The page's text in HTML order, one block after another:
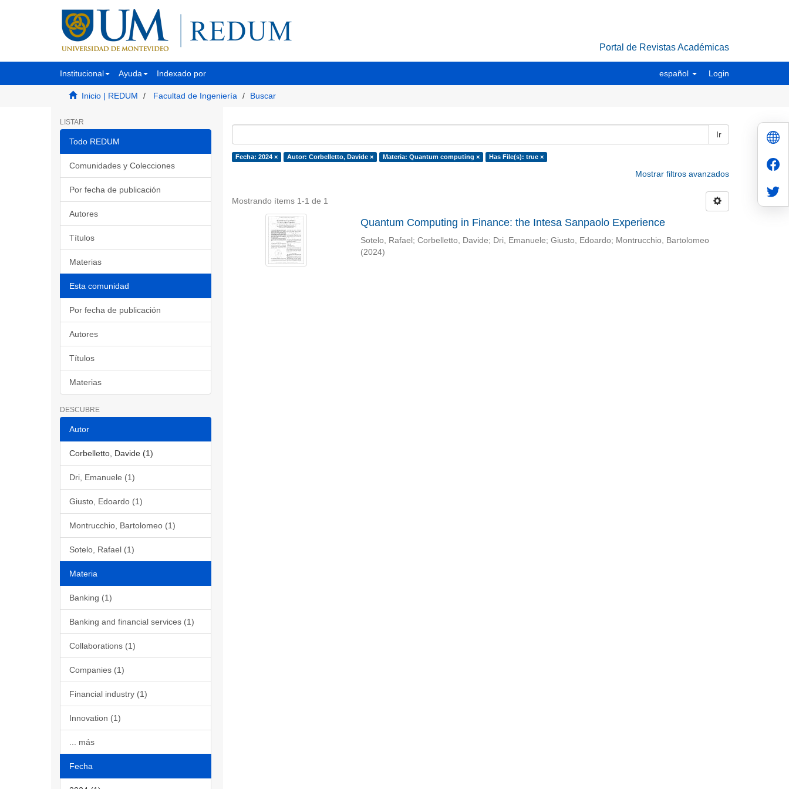
Portal de Revistas Académicas
Institucional Ayuda Indexado por español Login
Inicio | REDUM Facultad de Ingeniería Buscar
LISTAR
Todo REDUM
Comunidades y Colecciones
Por fecha de publicación
Autores
Títulos
Materias
Esta comunidad
Por fecha de publicación
Autores
Títulos
Materias
DESCUBRE
Autor
Corbelletto, Davide (1)
Dri, Emanuele (1)
Giusto, Edoardo (1)
Montrucchio, Bartolomeo (1)
Sotelo, Rafael (1)
Materia
Banking (1)
Banking and financial services (1)
Collaborations (1)
Companies (1)
Financial industry (1)
Innovation (1)
... más
Fecha
Ir
Fecha: 2024 × Autor: Corbelletto, Davide × Materia: Quantum computing × Has File(s): true ×
Mostrar filtros avanzados
Mostrando ítems 1-1 de 1
Quantum Computing in Finance: the Intesa Sanpaolo Experience
Sotelo, Rafael ; Corbelletto, Davide; Dri, Emanuele; Giusto, Edoardo; Montrucchio, Bartolomeo
(2024)